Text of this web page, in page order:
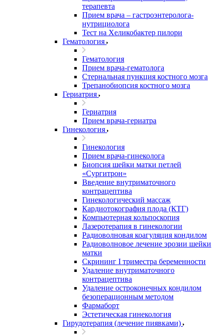
терапевта
Прием врача – гастроэнтеролога-
нутрициолога
Тест на Хеликобактер пилори
Гематология
Гематология
Прием врача-гематолога
Стернальная пункция костного мозга
Трепанобиопсия костного мозга
Гериатрия
Гериатрия
Прием врача-гериатра
Гинекология
Гинекология
Прием врача-гинеколога
Биопсия шейки матки петлей
«Сургитрон»
Введение внутриматочного
контрацептива
Гинекологический массаж
Кардиотокография плода (КТГ)
Компьютерная кольпоскопия
Лазеротерапия в гинекологии
Радиоволновая коагуляция кондилом
Радиоволновое лечение эрозии шейки
матки
Скрининг I триместра беременности
Удаление внутриматочного
контрацептива
Удаление остроконечных кондилом
безоперационным методом
Фармаборт
Эстетическая гинекология
Гирудотерапия (лечение пиявками)